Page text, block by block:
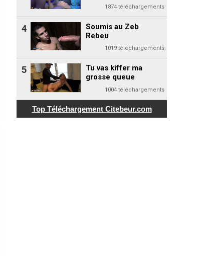
1874 téléchargements
Soumis au Zeb
Rebeu
1019 téléchargements
4
Tu vas kiffer ma
grosse queue
1004 téléchargements
5
Top Téléchargement Citebeur.com